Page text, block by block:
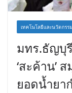
เทคโนโลยีและนวัตกรรม
มทร.ธัญบุ
‘สะค้าน’
ยอดน้ำยา